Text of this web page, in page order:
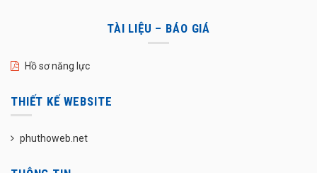
TÀI LIỆU – BÁO GIÁ
Hồ sơ năng lực
THIẾT KẾ WEBSITE
phuthoweb.net